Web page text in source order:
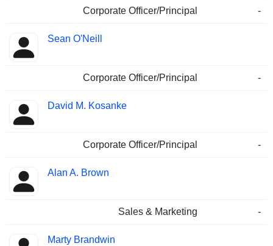
Corporate Officer/Principal -
Sean O'Neill
Corporate Officer/Principal -
David M. Kosanke
Corporate Officer/Principal -
Alan A. Brown
Sales & Marketing -
Marty Brandwin